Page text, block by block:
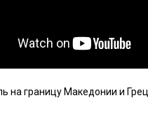
на границу Македонии и